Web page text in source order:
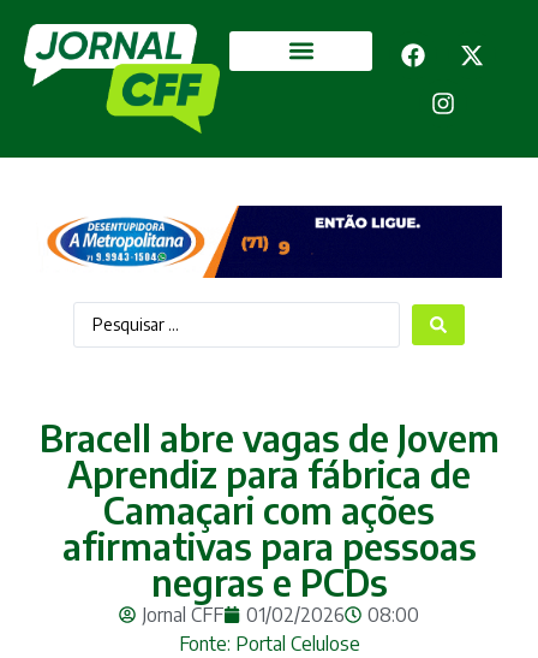
Bracell abre vagas de Jovem
Aprendiz para fábrica de
Camaçari com ações
afirmativas para pessoas
negras e PCDs
Jornal CFF 01/02/2026
08:00
Fonte: Portal Celulose